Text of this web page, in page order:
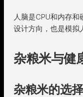
人脑是CPU和内存
设计方向，也是模拟
杂粮米与健
杂粮米的选择